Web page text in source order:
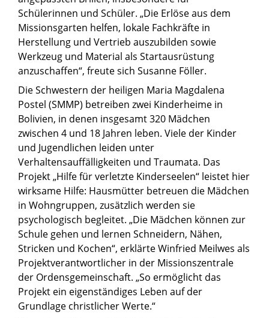
Schülerinnen und Schüler. „Die Erlöse aus dem
Missionsgarten helfen, lokale Fachkräfte in
Herstellung und Vertrieb auszubilden sowie
Werkzeug und Material als Startausrüstung
anzuschaffen“, freute sich Susanne Föller.
Die Schwestern der heiligen Maria Magdalena
Postel (SMMP) betreiben zwei Kinderheime in
Bolivien, in denen insgesamt 320 Mädchen
zwischen 4 und 18 Jahren leben. Viele der Kinder
und Jugendlichen leiden unter
Verhaltensauffälligkeiten und Traumata. Das
Projekt „Hilfe für verletzte Kinderseelen“ leistet hier
wirksame Hilfe: Hausmütter betreuen die Mädchen
in Wohngruppen, zusätzlich werden sie
psychologisch begleitet. „Die Mädchen können zur
Schule gehen und lernen Schneidern, Nähen,
Stricken und Kochen“, erklärte Winfried Meilwes als
Projektverantwortlicher in der Missionszentrale
der Ordensgemeinschaft. „So ermöglicht das
Projekt ein eigenständiges Leben auf der
Grundlage christlicher Werte.“